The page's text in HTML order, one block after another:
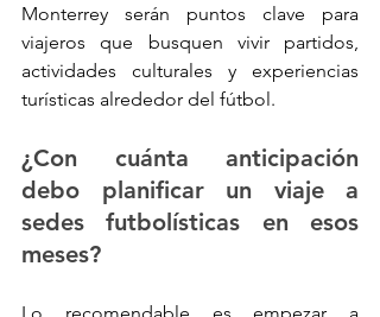
Monterrey serán puntos clave para
viajeros que busquen vivir partidos,
actividades culturales y experiencias
turísticas alrededor del fútbol.
¿Con cuánta anticipación
debo planificar un viaje a
sedes futbolísticas en esos
meses?